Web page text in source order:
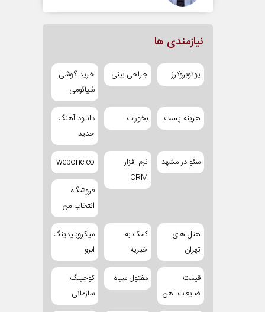
نیازمندی ها
یوتوبروکرز جراحی بینی
خرید گوشی
شیائومی
هزینه پست بخورات
دانلود آهنگ
جدید
سئو در مشهد
نرم افزار
CRM
webone.co
فروشگاه
انتخاب من
هتل های
تهران
کمک به
خیریه
میکروبلیدینگ
ابرو
قیمت
ضایعات آهن
مفتول سیاه
کوچینگ
سازمانی